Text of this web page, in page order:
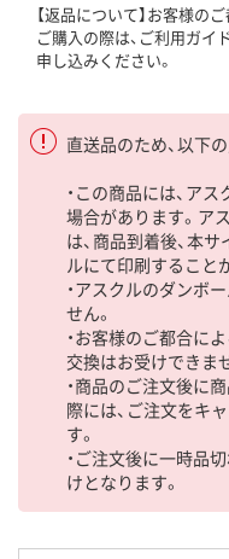
【返品について】お客様の
ご購入の際は、ご利用ガイ
申し込みください。
直送品のため、以下
・この商品には、ア
場合があります。ア
は、商品到着後、本
ルにて印刷すること
・アスクルのダンボ
せん。
・お客様のご都合に
交換はお受けできま
・商品のご注文後に
際には、ご注文をキ
す。
・ご注文後に一時品
けとなります。